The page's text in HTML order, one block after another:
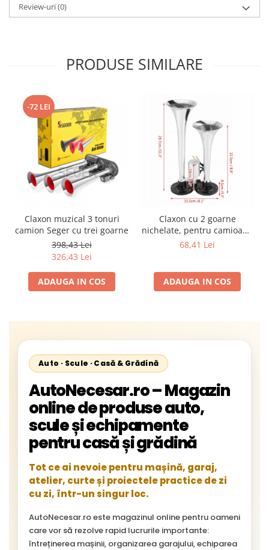
Review-uri(0)
PRODUSE SIMILARE
-72 LEI
Claxon muzical 3 tonuri
camion Seger cu trei goarne
398,43 Lei
326,43 Lei
ADAUGA IN COS
Claxon cu 2 goarne
nichelate, pentru camioane
remorci, semiremorci,
68,41 Lei
ADAUGA IN COS
Auto · Scule · Casă & Grădină
AutoNecesar.ro – Magazin
online de produse auto,
scule și echipamente
pentru casă și grădină
Tot ce ai nevoie pentru mașină, garaj,
atelier, curte și proiectele practice de zi
cu zi, într-un singur loc.
AutoNecesar.ro este magazinul online pentru oameni
care vor să rezolve rapid lucrurile importante:
întreținerea mașinii, organizarea garajului, echiparea